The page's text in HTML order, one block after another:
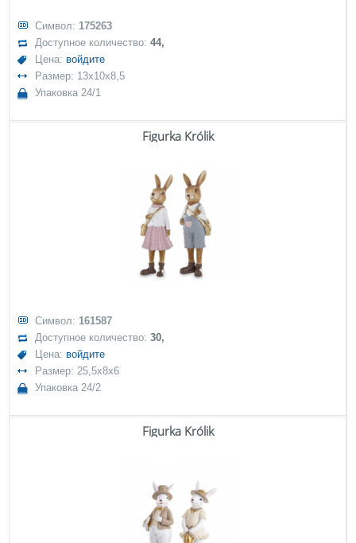
Символ: 175263
Доступное количество:44,
Цена: войдите
Размер: 13x10x8,5
Упаковка 24/1
Figurka Królik
Символ: 161587
Доступное количество:30,
Цена: войдите
Размер: 25,5x8x6
Упаковка 24/2
Figurka Królik